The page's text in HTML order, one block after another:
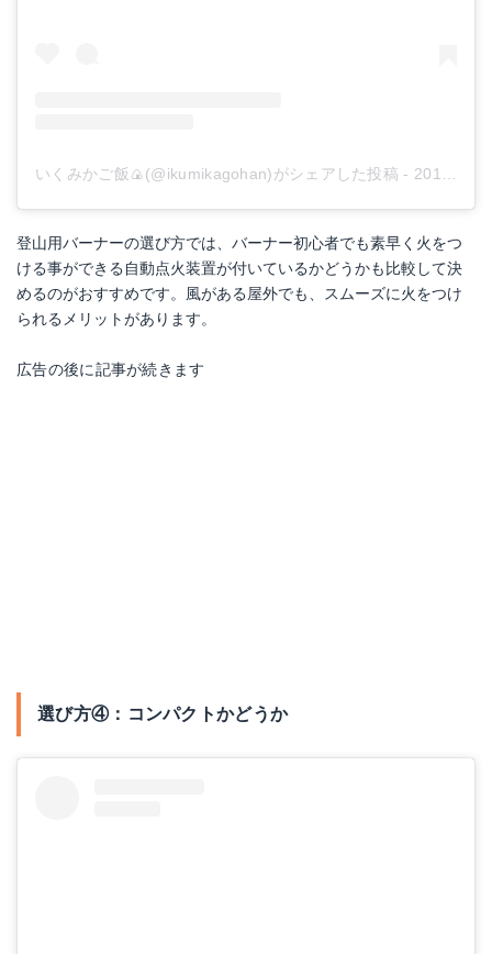
いくみかご飯🍙(@ikumikagohan)がシェアした投稿 - 2018年 8月月14日午前2時48分PDT
登山用バーナーの選び方では、バーナー初心者でも素早く火をつ
ける事ができる自動点火装置が付いているかどうかも比較して決
めるのがおすすめです。風がある屋外でも、スムーズに火をつけ
られるメリットがあります。
広告の後に記事が続きます
選び方④：コンパクトかどうか